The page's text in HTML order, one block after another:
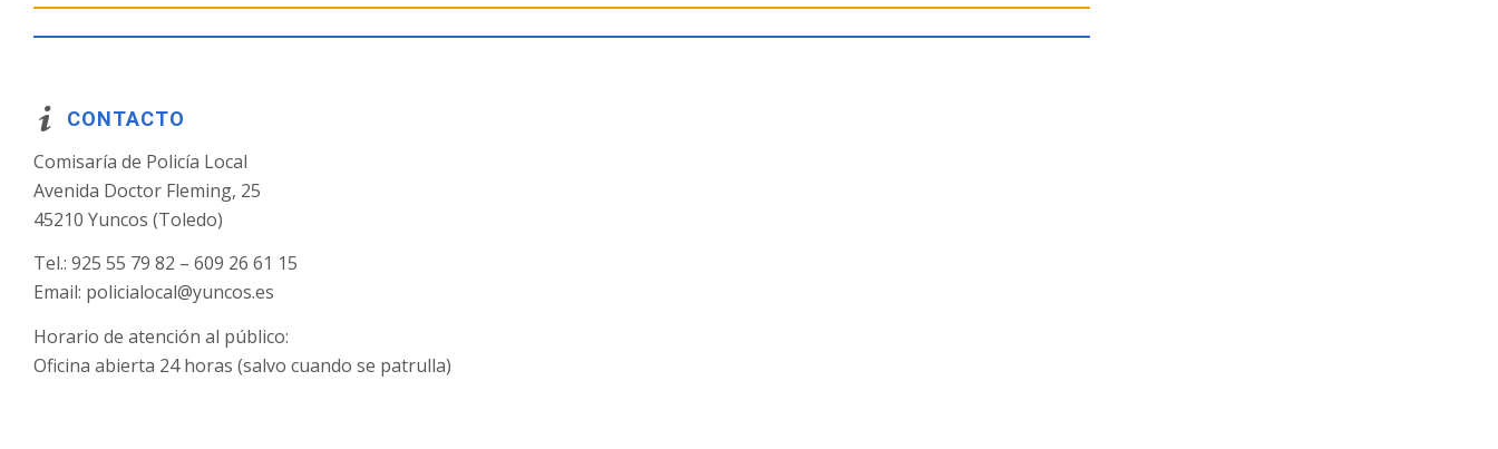
CONTACTO
Comisaría de Policía Local
Avenida Doctor Fleming, 25
45210 Yuncos (Toledo)
Tel.: 925 55 79 82 – 609 26 61 15
Email: policialocal@yuncos.es
Horario de atención al público:
Oficina abierta 24 horas (salvo cuando se patrulla)